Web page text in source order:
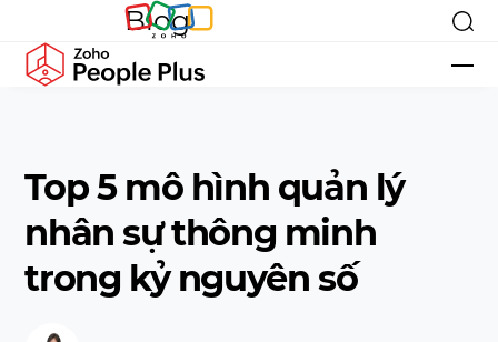
Blog
Top 5 mô hình quản lý
nhân sự thông minh
trong kỷ nguyên số